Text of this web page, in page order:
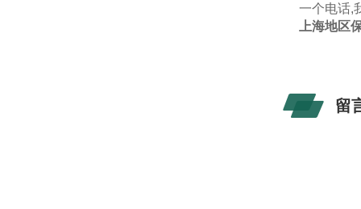
一个电话,
上海地区
留